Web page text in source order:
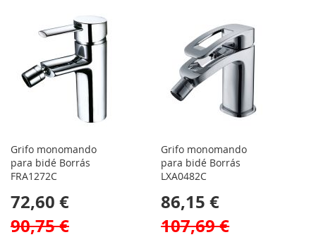
Grifo monomando
para bidé Borrás
FRA1272C
72,60 €
90,75 €
Grifo monomando
para bidé Borrás
LXA0482C
86,15 €
107,69 €